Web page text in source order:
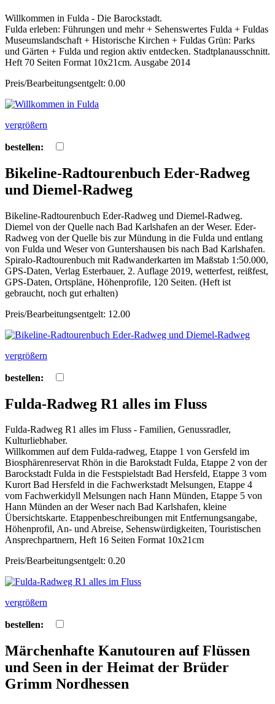
Willkommen in Fulda - Die Barockstadt.
Fulda erleben: Führungen und mehr + Sehenswertes Fulda + Fuldas
Museumslandschaft + Historische Kirchen + Fuldas Grün: Parks
und Gärten + Fulda und region aktiv entdecken. Stadtplanausschnitt.
Heft 70 Seiten Format 10x21cm. Ausgabe 2014
Preis/Bearbeitungsentgelt: 0.00
vergrößern
bestellen:
Bikeline-Radtourenbuch Eder-Radweg
und Diemel-Radweg
Bikeline-Radtourenbuch Eder-Radweg und Diemel-Radweg.
Diemel von der Quelle nach Bad Karlshafen an der Weser. Eder-
Radweg von der Quelle bis zur Mündung in die Fulda und entlang
von Fulda und Weser von Guntershausen bis nach Bad Karlshafen.
Spiralo-Radtourenbuch mit Radwanderkarten im Maßstab 1:50.000,
GPS-Daten, Verlag Esterbauer, 2. Auflage 2019, wetterfest, reißfest,
GPS-Daten, Ortspläne, Höhenprofile, 120 Seiten. (Heft ist
gebraucht, noch gut erhalten)
Preis/Bearbeitungsentgelt: 12.00
vergrößern
bestellen:
Fulda-Radweg R1 alles im Fluss
Fulda-Radweg R1 alles im Fluss - Familien, Genussradler,
Kulturliebhaber.
Willkommen auf dem Fulda-radweg, Etappe 1 von Gersfeld im
Biosphärenreservat Rhön in die Barokstadt Fulda, Etappe 2 von der
Barockstadt Fulda in die Festspielstadt Bad Hersfeld, Etappe 3 vom
Kurort Bad Hersfeld in die Fachwerkstadt Melsungen, Etappe 4
vom Fachwerkidyll Melsungen nach Hann Münden, Etappe 5 von
Hann Münden an der Weser nach Bad Karlshafen, kleine
Übersichtskarte. Etappenbeschreibungen mit Entfernungsangabe,
Höhenprofil, An- und Abreise, Sehenswürdigkeiten, Touristischen
Ansprechpartnern, Heft 16 Seiten Format 10x21cm
Preis/Bearbeitungsentgelt: 0.20
vergrößern
bestellen:
Märchenhafte Kanutouren auf Flüssen
und Seen in der Heimat der Brüder
Grimm Nordhessen